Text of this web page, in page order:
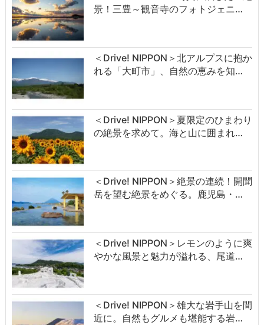
景！三豊～観音寺のフォトジェニ…
＜Drive! NIPPON＞北アルプスに抱か
れる「大町市」、自然の恵みを知…
＜Drive! NIPPON＞夏限定のひまわり
の絶景を求めて。海と山に囲まれ…
＜Drive! NIPPON＞絶景の連続！開聞
岳を望む絶景をめぐる。鹿児島・…
＜Drive! NIPPON＞レモンのように爽
やかな風景と魅力が溢れる、尾道…
＜Drive! NIPPON＞雄大な岩手山を間
近に。自然もグルメも堪能する岩…